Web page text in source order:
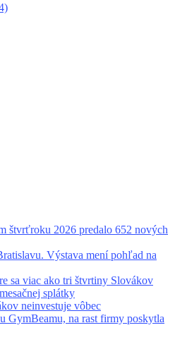
štvrťroku 2026 predalo 652 nových
Výstava mení pohľad na
sa viac ako tri štvrtiny Slovákov
splátky
neinvestuje vôbec
GymBeamu, na rast firmy poskytla